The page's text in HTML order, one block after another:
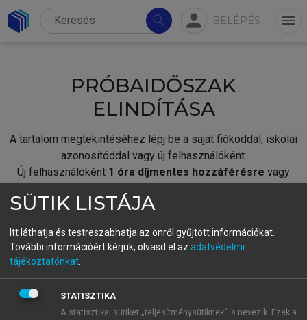
search person BELÉPÉS menu
PRÓBAIDŐSZAK
ELINDÍTÁSA
A tartalom megtekintéséhez lépj be a saját fiókoddal, iskolai
azonosítóddal vagy új felhasználóként.
Új felhasználóként 1 óra díjmentes hozzáférésre vagy
fiókoddal,vagy hozz létre új fiókot.
A regisztráció után apróbaidőszakautomatikusan
BELÉPÉS SAJÁT FIÓKKAL
SÜTIK LISTÁJA
Itt láthatja és testreszabhatja az önről gyűjtött információkat.
További információért kérjük, olvasd el az adatvédelmi
tájékoztatónkat
STATISZTIKA
A statisztikai sütiket „teljesítménysütiknek” is nevezik. Ezek a